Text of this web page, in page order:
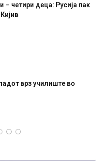
– четири деца: Русија пак
СОЗИС: Украинците повеќе